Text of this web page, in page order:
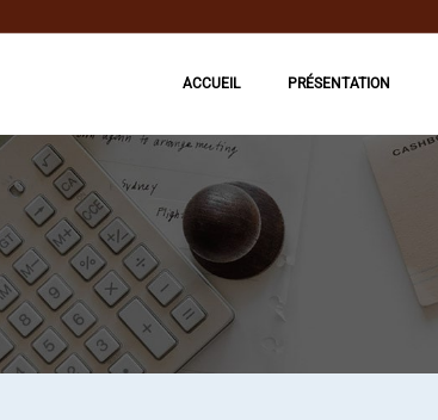
ACCUEIL PRÉSENTATION